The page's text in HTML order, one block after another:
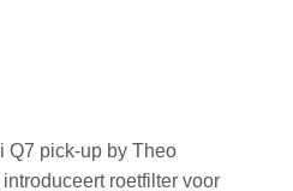
Q7 pick-up by Theo
roetfilter voor